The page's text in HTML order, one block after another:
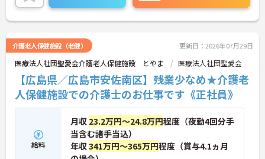
介護老人保健施設（老健） 更新日：2026年07月29日
医療法人社団聖愛会介護老人保健施設 とやま 医療法人社団聖愛会
【広島県／広島市安佐南区】残業少なめ★介護老
人保健施設での介護士のお仕事です《正社員》
給料
月収 23.2万円～24.8万円程度（夜勤4回分手
当含む諸手当込）
年収341万円～365万円程度（賞与4.1ヵ月